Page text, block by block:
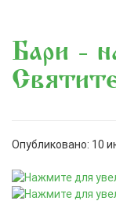
Бари -
Опубликовано: 10